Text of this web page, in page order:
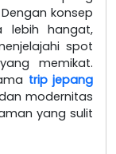
konsep
lebih hangat,
spot
memikat.
trip jepang
modernitas
yang sulit